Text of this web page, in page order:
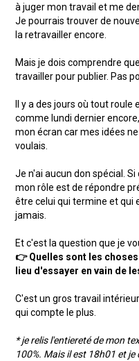
à juger mon travail et me
Je pourrais trouver de
la retravailler encore.
Mais je dois comprendre
travailler pour publier. Pas
Il y a des jours où tout
comme lundi dernier
mon écran car mes idées
voulais.
Je n'ai aucun don spécial.
mon rôle est de répondre
être celui qui termine et qui
jamais.
Et c'est la question que je
👉 Quelles sont les
lieu d'essayer en vain de
C'est un gros travail
qui compte le plus.
* je relis l'entiereté de mon
100%. Mais il est 18h01 et